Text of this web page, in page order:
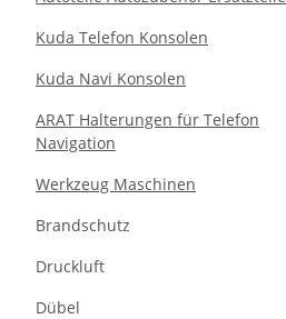
Kuda Telefon Konsolen
Kuda Navi Konsolen
ARAT Halterungen für Telefon
Navigation
Werkzeug Maschinen
Brandschutz
Druckluft
Dübel